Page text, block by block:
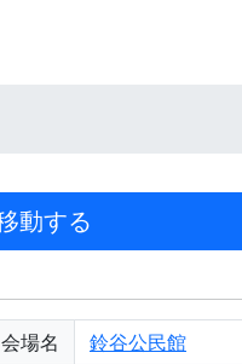
会場名
鈴谷公民館